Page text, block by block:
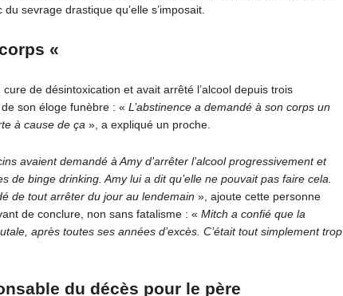
sevrage drastique qu’elle s’imposait.
«
de désintoxication et avait arrêté l’alcool depuis trois
son éloge funèbre : « L’abstinence a demandé à son corps un
à cause de ça », a expliqué un proche.
avaient demandé à Amy d’arrêter l’alcool progressivement et
de binge drinking. Amy lui a dit qu’elle ne pouvait pas faire cela.
de tout arrêter du jour au lendemain », ajoute cette personne
de conclure, non sans fatalisme : « Mitch a confié que la
après toutes ses années d’excès. C’était tout simplement trop
du décès pour le père